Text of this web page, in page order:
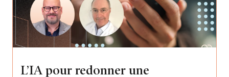
L’IA pour redonner une